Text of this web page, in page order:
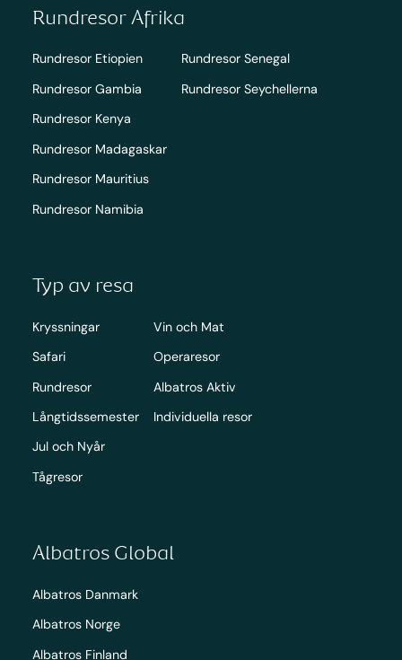
Rundresor Afrika
Rundresor Etiopien
Rundresor Gambia
Rundresor Kenya
Rundresor Madagaskar
Rundresor Mauritius
Rundresor Namibia
Rundresor Senegal
Rundresor Seychellerna
Typ av resa
Kryssningar
Safari
Rundresor
Långtidssemester
Jul och Nyår
Tågresor
Vin och Mat
Operaresor
Albatros Aktiv
Individuella resor
Albatros Global
Albatros Danmark
Albatros Norge
Albatros Finland